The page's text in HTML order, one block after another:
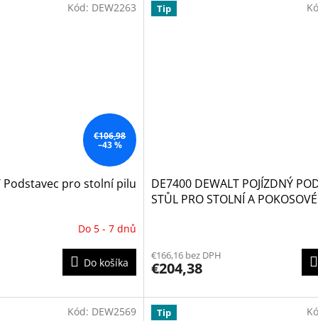
€106,98
–43 %
Podstavec pro stolní pilu
Do 5 - 7 dnů
Do košíka
Kód: DEW2263 Tip
DE7400 DEWALT POJÍZDNÝ
STŮL PRO STOLNÍ A
€166,16 bez DPH
€204,38
Kód: DEW2569 Tip